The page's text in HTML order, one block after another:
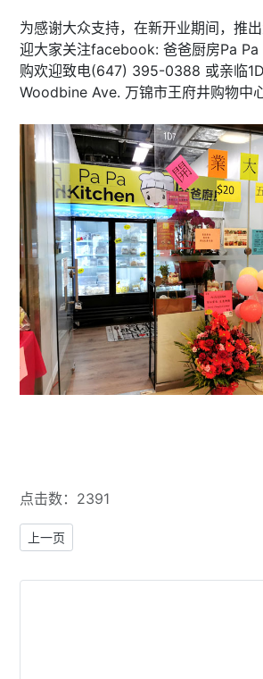
为感谢大众支持，在新开业期间，推
迎大家关注facebook: 爸爸厨房Pa
购欢迎致电(647) 395-0388 或亲临
Woodbine Ave. 万锦市王府井购物中心
点击数：2391
上一篇文章: 西域食府万锦新店新疆烤全
上一页